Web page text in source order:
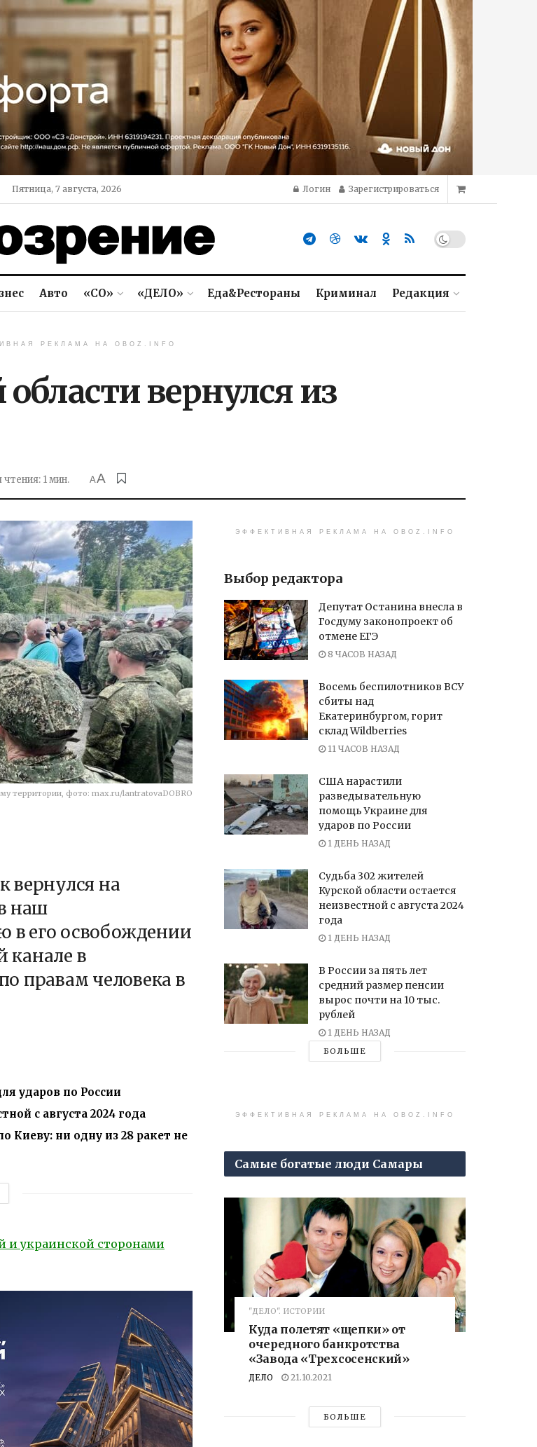
Пятница, 7 августа, 2026 Логин Зарегистрироваться
Авто «СО» «ДЕЛО» Еда&Рестораны Криминал Редакция
РЕКЛАМА НА OBOZ.INFO
вернулся из
чтения: 1 мин. AA
территории, фото: max.ru/lantratovaDOBRO
вернулся на
наш
в его освобождении
канале в
правам человека в
ударов по России
с августа 2024 года
Киеву: ни одну из 28 ракет не
и украинской сторонами
ЭФФЕКТИВНАЯ РЕКЛАМА НА OBOZ.INFO
Выбор редактора
Депутат Останина внесла в
Госдуму законопроект об
отмене ЕГЭ
8 ЧАСОВ НАЗАД
Восемь беспилотников ВСУ
сбиты над
Екатеринбургом, горит
склад Wildberries
11 ЧАСОВ НАЗАД
США нарастили
разведывательную
помощь Украине для
ударов по России
1 ДЕНЬ НАЗАД
Судьба 302 жителей
Курской области остается
неизвестной с августа 2024
года
1 ДЕНЬ НАЗАД
В России за пять лет
средний размер пенсии
вырос почти на 10 тыс.
рублей
1 ДЕНЬ НАЗАД
БОЛЬШЕ
ЭФФЕКТИВНАЯ РЕКЛАМА НА OBOZ.INFO
Самые богатые люди Самары
"ДЕЛО". ИСТОРИИ
Куда полетят «щепки» от
очередного банкротства
«Завода «Трехсосенский»
ДЕЛО 21.10.2021
БОЛЬШЕ